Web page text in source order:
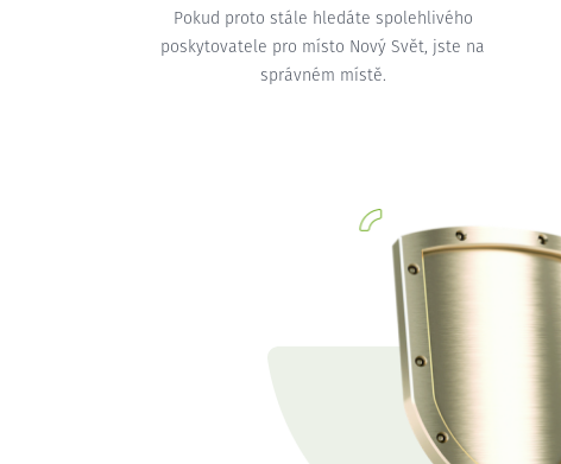
Pokud proto stále hledáte spolehlivého
poskytovatele pro místo Nový Svět, jste na
správném místě.